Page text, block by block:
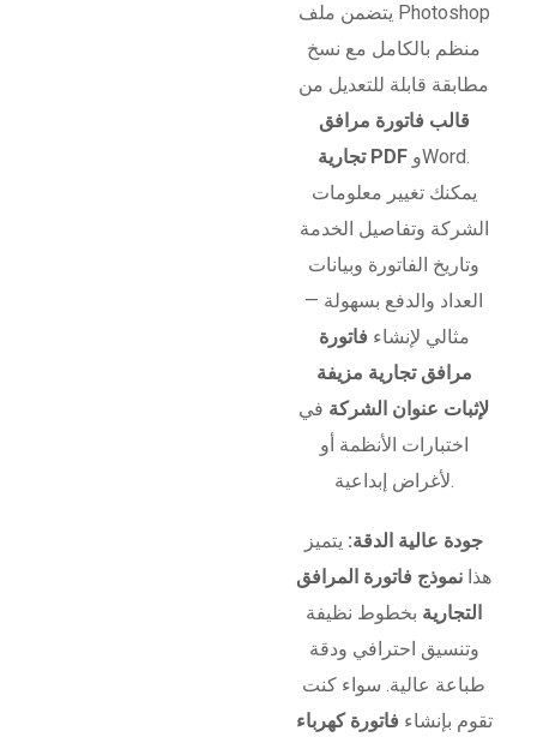
يتضمن ملف Photoshop
منظم بالكامل مع نسخ
مطابقة قابلة للتعديل من
قالب فاتورة مرافق
تجارية PDF
يمكنك تغيير معلومات
الشركة وتفاصيل الخدمة
وتاريخ الفاتورة وبيانات
العداد والدفع بسهولة —
مثالي لإنشاء فاتورة
مرافق تجارية مزيفة
لإثبات عنوان الشركة في
اختبارات الأنظمة أو
لأغراض إبداعية.
جودة عالية الدقة: يتميز
هذا نموذج فاتورة المرافق
التجارية بخطوط نظيفة
وتنسيق احترافي ودقة
طباعة عالية. سواء كنت
تقوم بإنشاء فاتورة كهرباء